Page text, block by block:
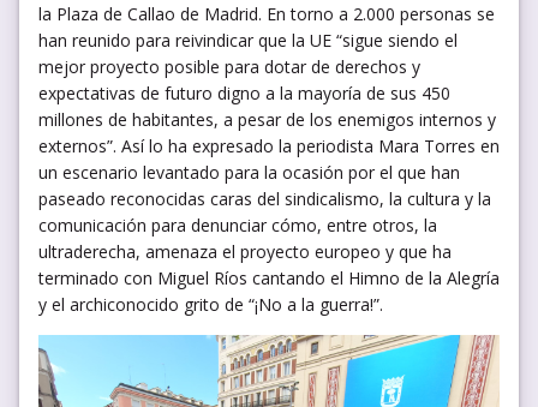
la Plaza de Callao de Madrid. En torno a 2.000 personas se
han reunido para reivindicar que la UE “sigue siendo el
mejor proyecto posible para dotar de derechos y
expectativas de futuro digno a la mayoría de sus 450
millones de habitantes, a pesar de los enemigos internos y
externos”. Así lo ha expresado la periodista Mara Torres en
un escenario levantado para la ocasión por el que han
paseado reconocidas caras del sindicalismo, la cultura y la
comunicación para denunciar cómo, entre otros, la
ultraderecha, amenaza el proyecto europeo y que ha
terminado con Miguel Ríos cantando el Himno de la Alegría
y el archiconocido grito de “¡No a la guerra!”.